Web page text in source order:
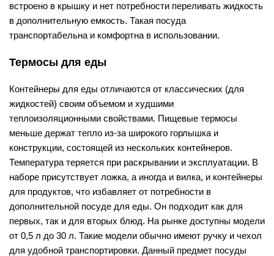
встроено в крышку и нет потребности переливать жидкость
в дополнительную емкость. Такая посуда
транспортабельна и комфортна в использовании.
Термосы для еды
Контейнеры для еды отличаются от классических (для
жидкостей) своим объемом и худшими
теплоизоляционными свойствами. Пищевые термосы
меньше держат тепло из-за широкого горлышка и
конструкции, состоящей из нескольких контейнеров.
Температура теряется при раскрывании и эксплуатации. В
наборе присутствует ложка, а иногда и вилка, и контейнеры
для продуктов, что избавляет от потребности в
дополнительной посуде для еды. Он подходит как для
первых, так и для вторых блюд. На рынке доступны модели
от 0,5 л до 30 л. Такие модели обычно имеют ручку и чехол
для удобной транспортировки. Данный предмет посуды